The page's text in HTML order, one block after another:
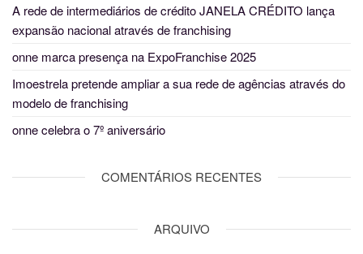
A rede de intermediários de crédito JANELA CRÉDITO lança
expansão nacional através de franchising
onne marca presença na ExpoFranchise 2025
Imoestrela pretende ampliar a sua rede de agências através do
modelo de franchising
onne celebra o 7º aniversário
COMENTÁRIOS RECENTES
ARQUIVO